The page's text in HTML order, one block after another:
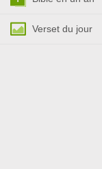
Verset du jour